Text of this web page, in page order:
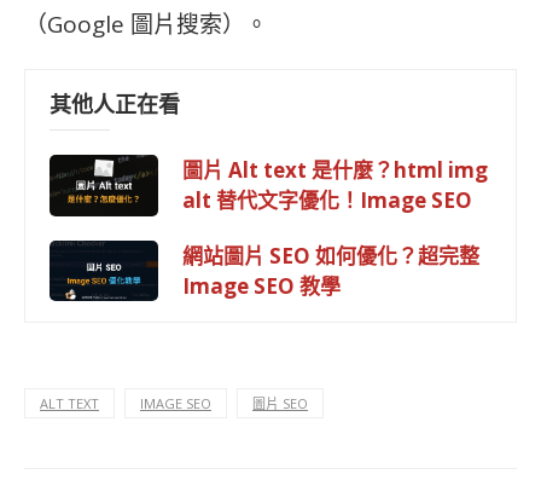
（Google 圖片搜索）。
其他人正在看
圖片 Alt text 是什麼？html img
alt 替代文字優化！Image SEO
網站圖片 SEO 如何優化？超完整
Image SEO 教學
ALT TEXT IMAGE SEO 圖片 SEO